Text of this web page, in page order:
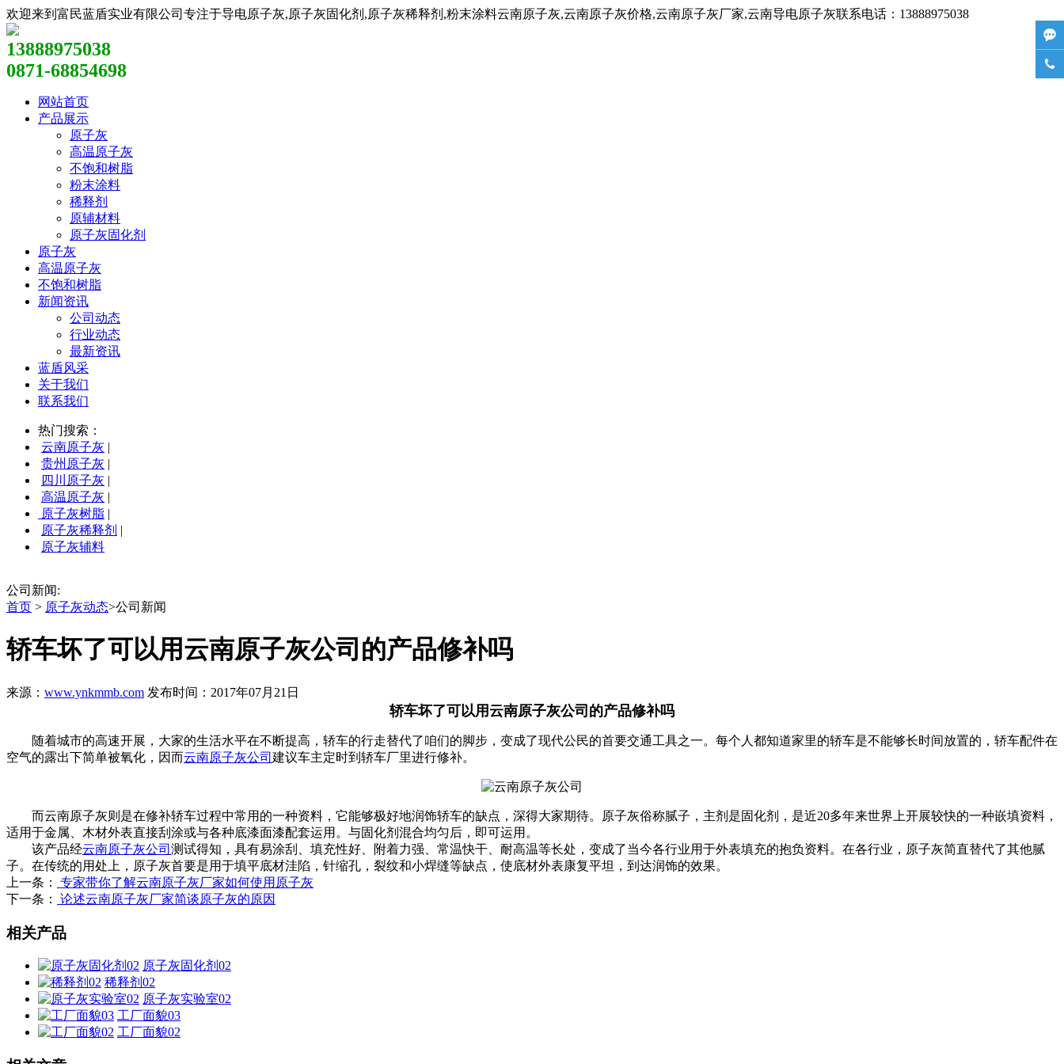
欢迎来到富民蓝盾实业有限公司专注于导电原子灰,原子灰固化剂,原子灰稀释剂,粉末涂料云南原子灰,云南原子灰价格,云南原子灰厂家,云南导电原子灰联系电话：13888975038
13888975038
0871-68854698
网站首页
产品展示
原子灰
高温原子灰
不饱和树脂
粉末涂料
稀释剂
原辅材料
原子灰固化剂
原子灰
高温原子灰
不饱和树脂
新闻资讯
公司动态
行业动态
最新资讯
蓝盾风采
关于我们
联系我们
热门搜索：
云南原子灰 |
贵州原子灰 |
四川原子灰 |
高温原子灰 |
原子灰树脂 |
原子灰稀释剂 |
原子灰辅料
公司新闻:
首页 > 原子灰动态>公司新闻
轿车坏了可以用云南原子灰公司的产品修补吗
来源： www.ynkmmb.com 发布时间：2017年07月21日
轿车坏了可以用云南原子灰公司的产品修补吗
随着城市的高速开展，大家的生活水平在不断提高，轿车的行走替代了咱们的脚步，变成了现代公民的首要交通工具之一。每个人都知道家里的轿车是不能够长时间放置的，轿车配件在
空气的露出下简单被氧化，因而云南原子灰公司 建议车主定时到轿车厂里进行修补。
而云南原子灰则是在修补轿车过程中常用的一种资料，它能够极好地润饰轿车的缺点，深得大家期待。原子灰俗称腻子，主剂是固化剂，是近20多年来世界上开展较快的一种嵌填资料，
适用于金属、木材外表直接刮涂或与各种底漆面漆配套运用。与固化剂混合均匀后，即可运用。
该产品经云南原子灰公司 测试得知，具有易涂刮、填充性好、附着力强、常温快干、耐高温等长处，变成了当今各行业用于外表填充的抱负资料。在各行业，原子灰简直替代了其他腻
子。在传统的用处上，原子灰首要是用于填平底材洼陷，针缩孔，裂纹和小焊缝等缺点，使底材外表康复平坦，到达润饰的效果。
上一条：
专家带你了解云南原子灰厂家如何使用原子灰
下一条：
论述云南原子灰厂家简谈原子灰的原因
相关产品
原子灰固化剂02
稀释剂02
原子灰实验室02
工厂面貌03
工厂面貌02

